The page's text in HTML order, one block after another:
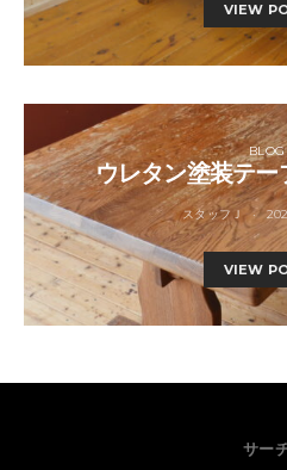
VIEW
BLOG
ウレタン塗装テー
スタッフＪ
VIEW
サー